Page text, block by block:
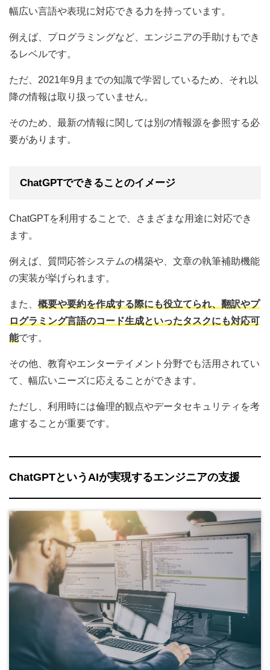
幅広い言語や表現に対応できる力を持っています。
例えば、プログラミングなど、エンジニアの手助けもでき
るレベルです。
ただ、2021年9月までの知識で学習しているため、それ以
降の情報は取り扱っていません。
そのため、最新の情報に関しては別の情報源を参照する必
要があります。
ChatGPTでできることのイメージ
ChatGPTを利用することで、さまざまな用途に対応でき
ます。
例えば、質問応答システムの構築や、文章の執筆補助機能
の実装が挙げられます。
また、 概要や要約を作成する際にも役立てられ、翻訳やプ
ログラミング言語のコード生成といったタスクにも対応可
能です。
その他、教育やエンターテイメント分野でも活用されてい
て、幅広いニーズに応えることができます。
ただし、利用時には倫理的観点やデータセキュリティを考
慮することが重要です。
ChatGPTというAIが実現するエンジニアの支援